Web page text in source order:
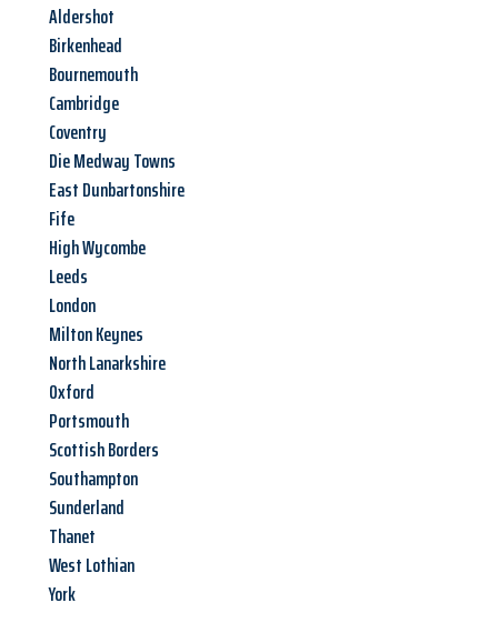
Aldershot
Birkenhead
Bournemouth
Cambridge
Coventry
Die Medway Towns
East Dunbartonshire
Fife
High Wycombe
Leeds
London
Milton Keynes
North Lanarkshire
Oxford
Portsmouth
Scottish Borders
Southampton
Sunderland
Thanet
West Lothian
York